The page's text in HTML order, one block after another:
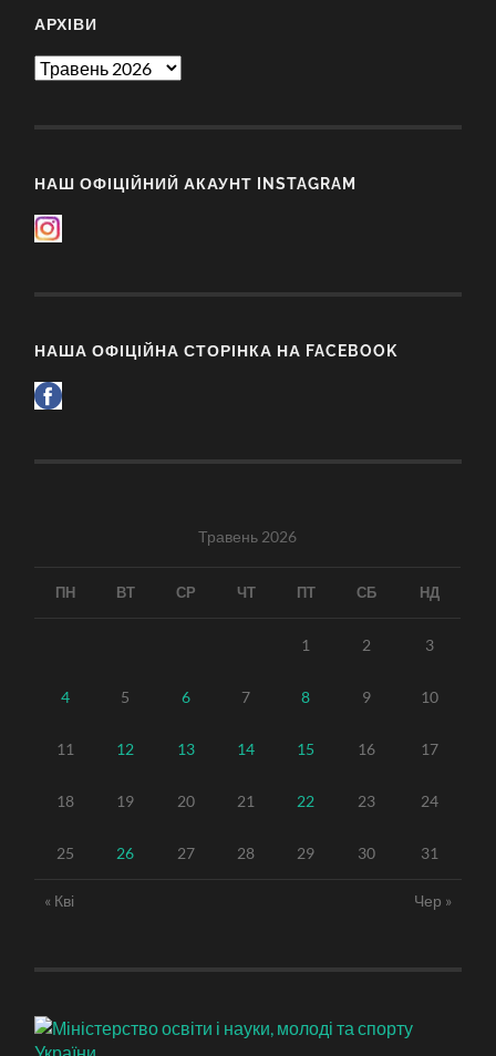
АРХІВИ
Архіви
НАШ ОФІЦІЙНИЙ АКАУНТ INSTAGRAM
НАША ОФІЦІЙНА СТОРІНКА НА FACEBOOK
Травень 2026
ПН ВТ СР ЧТ ПТ СБ НД
1 2 3
4 5 6 7 8 9 10
11 12 13 14 15 16 17
18 19 20 21 22 23 24
25 26 27 28 29 30 31
« Кві Чер »